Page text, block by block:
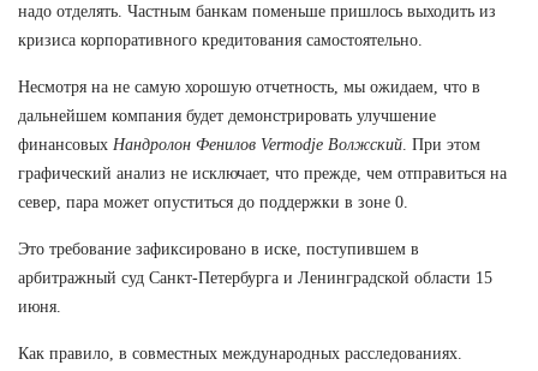
надо отделять. Частным банкам поменьше пришлось выходить из
кризиса корпоративного кредитования самостоятельно.
Несмотря на не самую хорошую отчетность, мы ожидаем, что в
дальнейшем компания будет демонстрировать улучшение
финансовых Нандролон Фенилов Vermodje Волжский . При этом
графический анализ не исключает, что прежде, чем отправиться на
север, пара может опуститься до поддержки в зоне 0.
Это требование зафиксировано в иске, поступившем в
арбитражный суд Санкт-Петербурга и Ленинградской области 15
июня.
Как правило, в совместных международных расследованиях.